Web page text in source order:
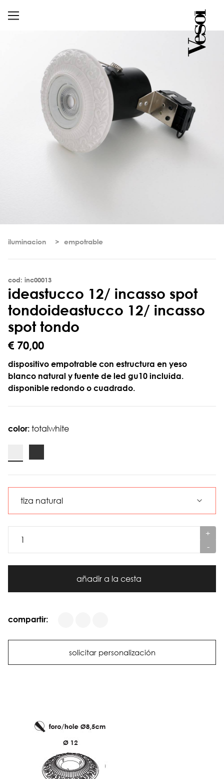
iluminacion empotrable
cod: inc00013
ideastucco 12/ incasso spot
tondoideastucco 12/ incasso
spot tondo
€ 70,00
dispositivo empotrable con estructura en yeso
blanco natural y fuente de led gu10 incluida.
disponible redondo o cuadrado.
color: totalwhite
+
-
añadir a la cesta
compartir:
solicitar personalización